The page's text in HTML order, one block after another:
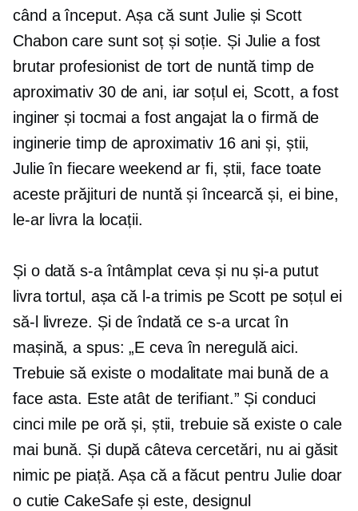
când a început. Așa că sunt Julie și Scott
Chabon care sunt soț și soție. Și Julie a fost
brutar profesionist de tort de nuntă timp de
aproximativ 30 de ani, iar soțul ei, Scott, a fost
inginer și tocmai a fost angajat la o firmă de
inginerie timp de aproximativ 16 ani și, știi,
Julie în fiecare weekend ar fi, știi, face toate
aceste prăjituri de nuntă și încearcă și, ei bine,
le-ar livra la locații.
Și o dată s-a întâmplat ceva și nu și-a putut
livra tortul, așa că l-a trimis pe Scott pe soțul ei
să-l livreze. Și de îndată ce s-a urcat în
mașină, a spus: „E ceva în neregulă aici.
Trebuie să existe o modalitate mai bună de a
face asta. Este atât de terifiant.” Și conduci
cinci mile pe oră și, știi, trebuie să existe o cale
mai bună. Și după câteva cercetări, nu ai găsit
nimic pe piață. Așa că a făcut pentru Julie doar
o cutie CakeSafe și este, designul